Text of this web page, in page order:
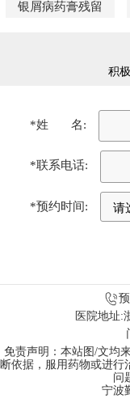
银屑病药膏残留
积
*姓 名:
*联系电话:
*预约时间:
医院地址:
免责声明：本站图/文均
断依据，服用药物或进行
问
宁波